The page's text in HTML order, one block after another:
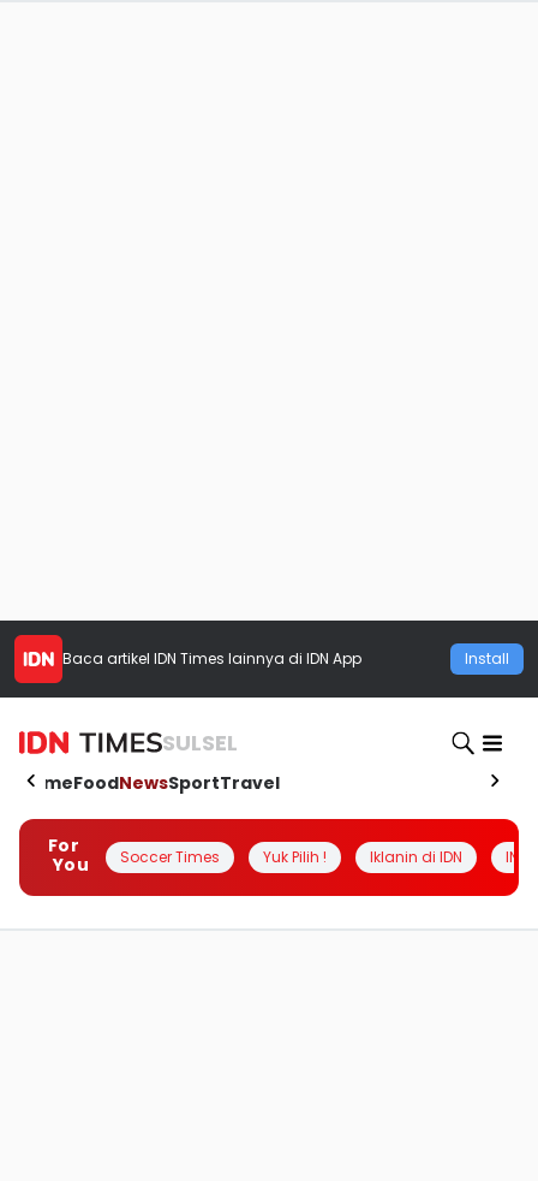
Baca artikel IDN Times lainnya di IDN App Install
SULSEL
HomeFoodNewsSportTravel
For
You
Soccer Times Yuk Pilih ! Iklanin di IDN